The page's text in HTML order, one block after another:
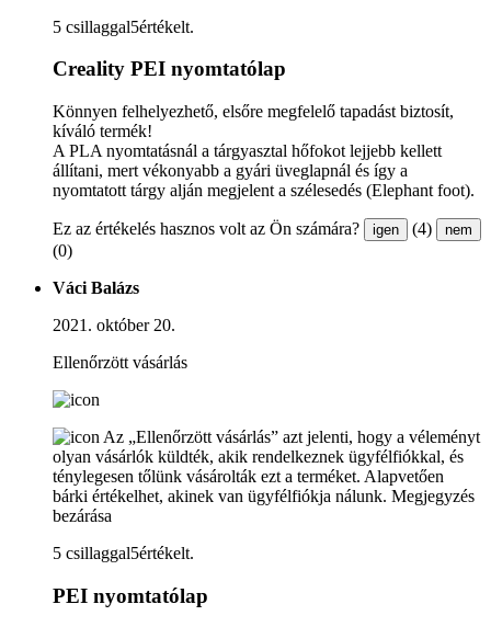
5 csillaggal5értékelt.
Creality PEI nyomtatólap
Könnyen felhelyezhető, elsőre megfelelő tapadást biztosít,
kíváló termék!
A PLA nyomtatásnál a tárgyasztal hőfokot lejjebb kellett
állítani, mert vékonyabb a gyári üveglapnál és így a
nyomtatott tárgy alján megjelent a szélesedés (Elephant foot).
Ez az értékelés hasznos volt az Ön számára? igen (4) nem
(0)
Váci Balázs
2021. október 20.
Ellenőrzött vásárlás
Az „Ellenőrzött vásárlás” azt jelenti, hogy a véleményt
olyan vásárlók küldték, akik rendelkeznek ügyfélfiókkal, és
ténylegesen tőlünk vásárolták ezt a terméket. Alapvetően
bárki értékelhet, akinek van ügyfélfiókja nálunk. Megjegyzés
bezárása
5 csillaggal5értékelt.
PEI nyomtatólap